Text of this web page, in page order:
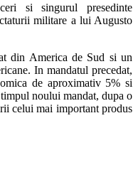
si singurul presedinte
militare a lui Augusto
din America de Sud si un
In mandatul precedat,
de aproximativ 5% si
noului mandat, dupa o
celui mai important produs